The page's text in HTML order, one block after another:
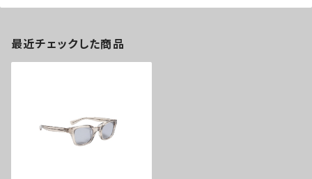
最近チェックした商品